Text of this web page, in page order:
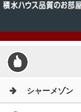
シャーメゾン